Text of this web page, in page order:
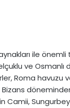
ile
ve
Roma havuzu